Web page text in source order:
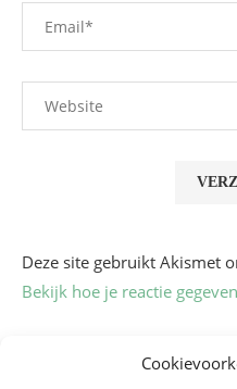
Deze site gebruikt Akismet
Bekijk hoe je reactie